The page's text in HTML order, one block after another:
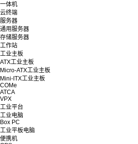
一体机
云终端
服务器
通用服务器
存储服务器
工作站
工业主板
ATX工业主板
Micro-ATX工业主板
Mini-ITX工业主板
COMe
ATCA
VPX
工业平台
工业电脑
Box PC
工业平板电脑
便携机